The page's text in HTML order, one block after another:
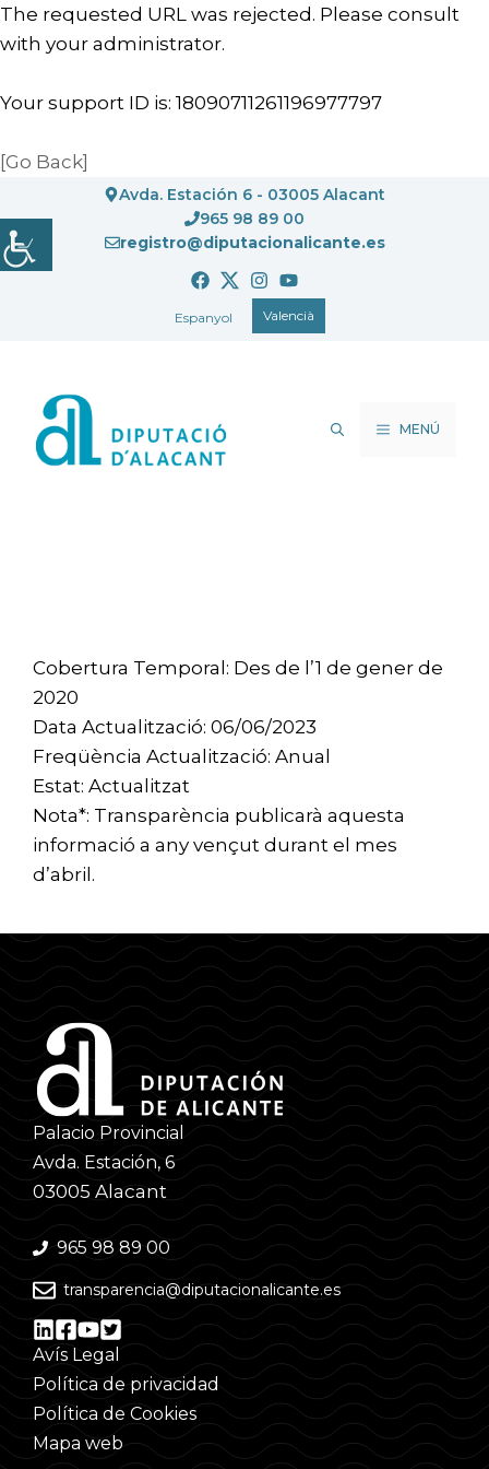
The requested URL was rejected. Please consult
with your administrator.
Your support ID is: 18090711261196977797
[Go Back]
al
contingut
Avda. Estación 6 - 03005 Alacant
965 98 89 00
registro@diputacionalicante.es
Espanyol Valencià
MENÚ
Cobertura Temporal: Des de l’1 de gener de
2020
Data Actualització: 06/06/2023
Freqüència Actualització: Anual
Estat: Actualitzat
Nota*: Transparència publicarà aquesta
informació a any vençut durant el mes
d’abril.
Palacio Provincial
Avda. Estación, 6
03005 Alacant
965 98 89 00
transparencia@diputacionalicante.es
Avís Legal
Política de privacidad
Política de Cookies
Mapa web